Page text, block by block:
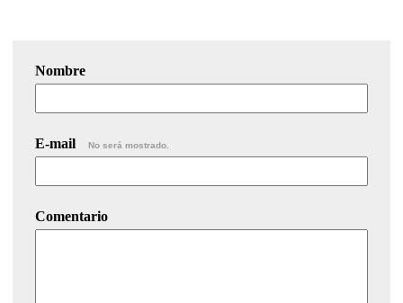
Nombre
E-mail No será mostrado.
Comentario